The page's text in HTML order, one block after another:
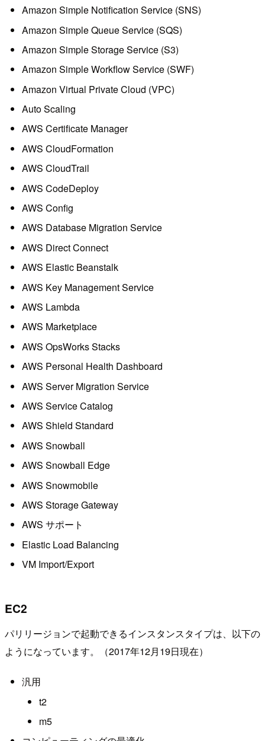
Amazon Simple Notification Service (SNS)
Amazon Simple Queue Service (SQS)
Amazon Simple Storage Service (S3)
Amazon Simple Workflow Service (SWF)
Amazon Virtual Private Cloud (VPC)
Auto Scaling
AWS Certificate Manager
AWS CloudFormation
AWS CloudTrail
AWS CodeDeploy
AWS Config
AWS Database Migration Service
AWS Direct Connect
AWS Elastic Beanstalk
AWS Key Management Service
AWS Lambda
AWS Marketplace
AWS OpsWorks Stacks
AWS Personal Health Dashboard
AWS Server Migration Service
AWS Service Catalog
AWS Shield Standard
AWS Snowball
AWS Snowball Edge
AWS Snowmobile
AWS Storage Gateway
AWS サポート
Elastic Load Balancing
VM Import/Export
EC2
パリリージョンで起動できるインスタンスタイプは、以下の
ようになっています。（2017年12月19日現在）
汎用
t2
m5